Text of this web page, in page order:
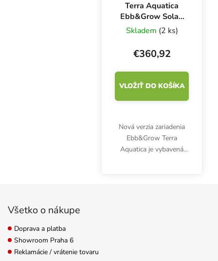
Terra Aquatica
Ebb&Grow Solar,
hydroponický
systém so 100 l
nádržou
Skladem (2 ks)
€360,92
VLOŽIŤ DO KOŠÍKA
Nová verzia zariadenia
Ebb&Grow Terra
Aquatica je vybavená
Všetko o nákupe
Doprava a platba
Showroom Praha 6
Reklamácie / vrátenie tovaru